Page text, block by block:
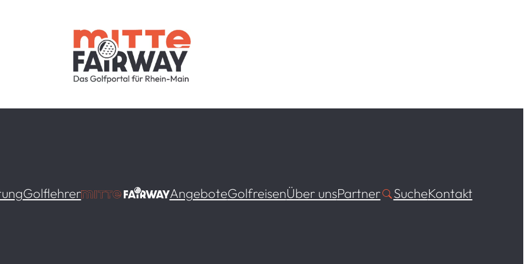
Golflehrer AngeboteGolfreisenÜber unsPartner SucheKontakt